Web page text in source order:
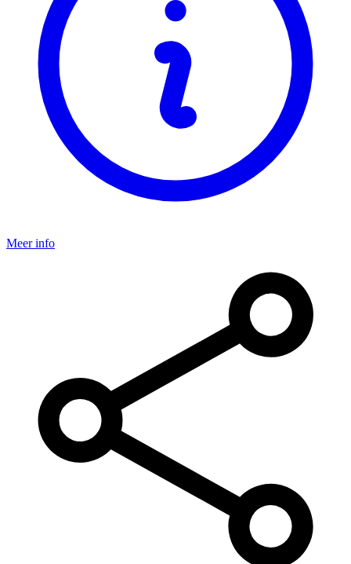
Meer info